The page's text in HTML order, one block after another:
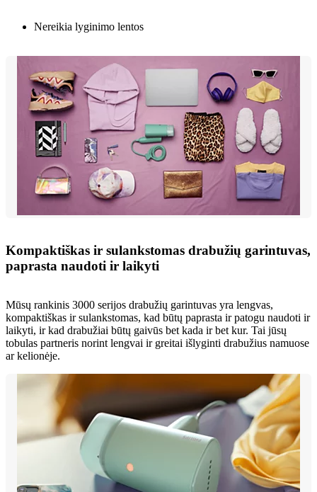
Nereikia lyginimo lentos
Kompaktiškas ir sulankstomas drabužių garintuvas,
paprasta naudoti ir laikyti
Mūsų rankinis 3000 serijos drabužių garintuvas yra lengvas,
kompaktiškas ir sulankstomas, kad būtų paprasta ir patogu naudoti ir
laikyti, ir kad drabužiai būtų gaivūs bet kada ir bet kur. Tai jūsų
tobulas partneris norint lengvai ir greitai išlyginti drabužius namuose
ar kelionėje.